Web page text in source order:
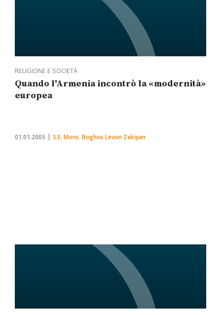
RELIGIONE E SOCIETÀ
Quando l'Armenia incontrò la «modernità»
europea
01.01.2005 S.E. Mons. Boghos Levon Zekiyan